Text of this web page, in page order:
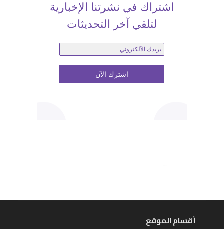
اشتراك في نشرتنا الإخبارية
لتلقي آخر التحديثات
أقسام الموقع